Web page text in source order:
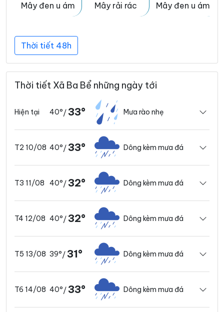
Mây đen u ám
Mây rải rác
Mây đen u ám
Thời tiết 48h
Thời tiết Xã Ba Bể những ngày tới
Hiện tại 40°/ 33° Mưa rào nhẹ
T2 10/08 40°/ 33° Dông kèm mưa đá
T3 11/08 40°/ 32° Dông kèm mưa đá
T4 12/08 40°/ 32° Dông kèm mưa đá
T5 13/08 39°/ 31° Dông kèm mưa đá
T6 14/08 40°/ 33° Dông kèm mưa đá